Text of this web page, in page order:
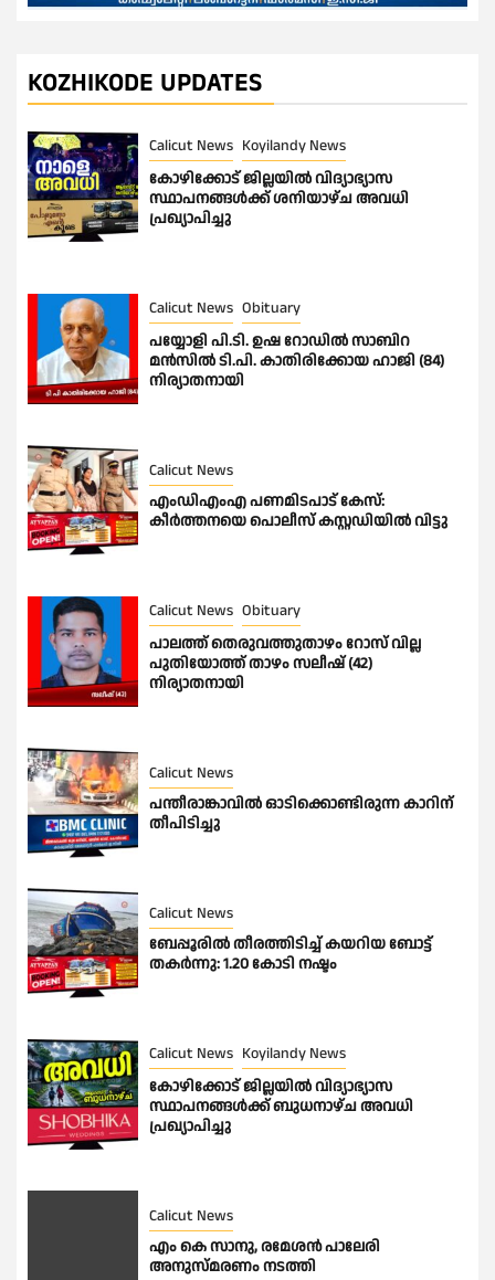
KOZHIKODE UPDATES
Calicut News Koyilandy News
കോഴിക്കോട് ജില്ലയിൽ വിദ്യാഭ്യാസ
സ്ഥാപനങ്ങൾക്ക് ശനിയാഴ്ച അവധി
പ്രഖ്യാപിച്ചു
Calicut News Obituary
പയ്യോളി പി.ടി. ഉഷ റോഡിൽ സാബിറ
മൻസിൽ ടി.പി. കാതിരിക്കോയ ഹാജി (84)
നിര്യാതനായി
Calicut News
എംഡിഎംഎ പണമിടപാട് കേസ്:
കീർത്തനയെ പൊലീസ് കസ്റ്റഡിയിൽ വിട്ടു
Calicut News Obituary
പാലത്ത് തെരുവത്തുതാഴം റോസ് വില്ല
പുതിയോത്ത് താഴം സലീഷ് (42)
നിര്യാതനായി
Calicut News
പന്തീരാങ്കാവിൽ ഓടിക്കൊണ്ടിരുന്ന കാറിന്
തീപിടിച്ചു
Calicut News
ബേപ്പൂരിൽ തീരത്തിടിച്ച് കയറിയ ബോട്ട്
തകർന്നു: 1.20 കോടി നഷ്ടം
Calicut News Koyilandy News
കോഴിക്കോട് ജില്ലയിൽ വിദ്യാഭ്യാസ
സ്ഥാപനങ്ങൾക്ക് ബുധനാഴ്ച അവധി
പ്രഖ്യാപിച്ചു
Calicut News
എം കെ സാനു, രമേശൻ പാലേരി
അനുസ്മരണം നടത്തി